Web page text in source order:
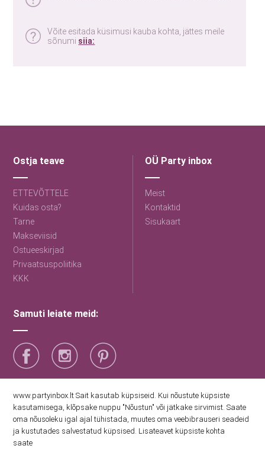
Võite esitada küsimusi kauba kohta, jättes meile
sõnumi siia:
Ostja teave
ETTEVÕTTELE
Kuidas osta?
Tarne
Makseviisid
Ostueeskirjad
Privaatsuspoliitika
KKK
OÜ Party inbox
Meist
Kontaktid
Sisukaart
Samuti leiate meid:
Saage esimestena uudiseid
Nõustun Party Inboxi privaatsuspoliitikaga
www.partyinbox.lt Sait kasutab küpsiseid. Kui nõustute küpsiste
kasutamisega, klõpsake nuppu "Nõustun" või jätkake sirvimist. Saate
oma nõusoleku igal ajal tühistada, muutes oma veebibrauseri seadeid
ja kustutades salvestatud küpsised. Lisateavet küpsiste kohta
saate